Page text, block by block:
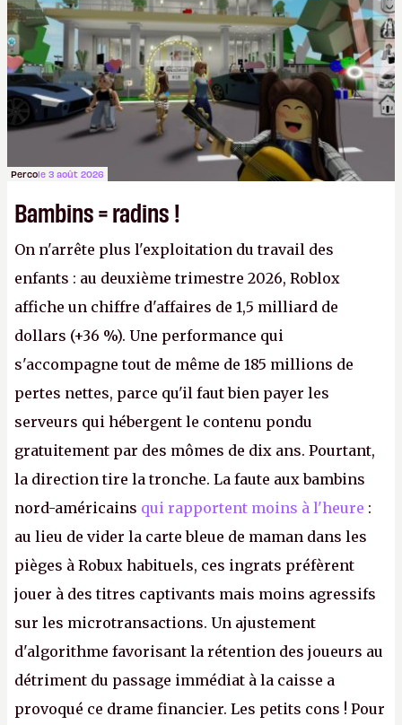
victoire pour la transparence.P.
Percole 3 août 2026
Bambins = radins !
On n'arrête plus l'exploitation du travail des
enfants : au deuxième trimestre 2026, Roblox
affiche un chiffre d'affaires de 1,5 milliard de
dollars (+36 %). Une performance qui
s'accompagne tout de même de 185 millions de
pertes nettes, parce qu'il faut bien payer les
serveurs qui hébergent le contenu pondu
gratuitement par des mômes de dix ans. Pourtant,
la direction tire la tronche. La faute aux bambins
nord-américains qui rapportent moins à l'heure :
au lieu de vider la carte bleue de maman dans les
pièges à Robux habituels, ces ingrats préfèrent
jouer à des titres captivants mais moins agressifs
sur les microtransactions. Un ajustement
d'algorithme favorisant la rétention des joueurs au
détriment du passage immédiat à la caisse a
provoqué ce drame financier. Les petits cons ! Pour